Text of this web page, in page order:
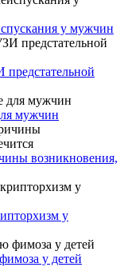
у мужчин
мужчин
возникновения,
у
у детей